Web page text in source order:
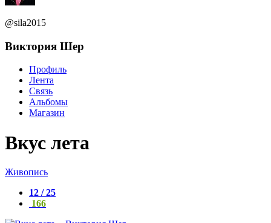
@sila2015
Виктория Шер
Профиль
Лента
Связь
Альбомы
Магазин
Вкус лета
Живопись
12 / 25
166